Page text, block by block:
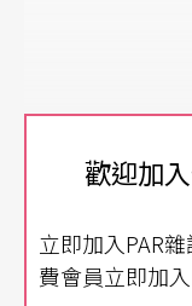
歡迎加
立即加入PAR
費會員立即加